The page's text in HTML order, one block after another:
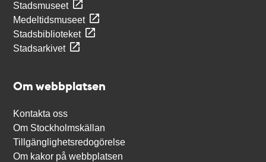
Stadsmuseet
Medeltidsmuseet
Stadsbiblioteket
Stadsarkivet
Om webbplatsen
Kontakta oss
Om Stockholmskällan
Tillgänglighetsredogörelse
Om kakor på webbplatsen